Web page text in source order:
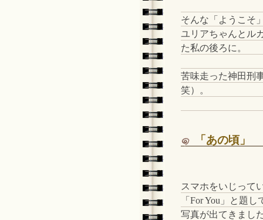
そんな「ようこそ
ユリアちゃんとル
た私の後ろに。
苦味走った神田刑
笑）。
「あの頃」
スマホをいじって
「For You」と題し
写真が出てきまし